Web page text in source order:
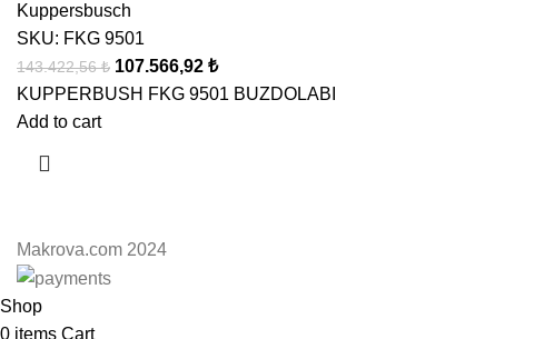
Kuppersbusch
SKU: FKG 9501
143.422,56₺ 107.566,92 ₺
KUPPERBUSH FKG 9501 BUZDOLABI
Add to cart
Makrova.com 2024
Shop
0 items Cart